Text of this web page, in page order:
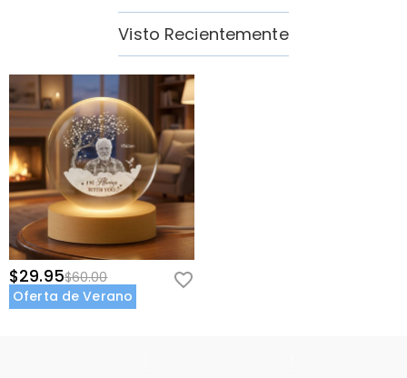
Visto Recientemente
$29.95$60.00
Oferta de Verano